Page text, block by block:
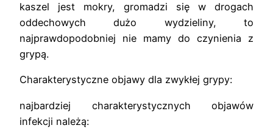
kaszel jest mokry, gromadzi się w drogach
oddechowych dużo wydzieliny, to
najprawdopodobniej nie mamy do czynienia z
grypą.
Charakterystyczne objawy dla zwykłej grypy:
najbardziej charakterystycznych objawów
infekcji należą: